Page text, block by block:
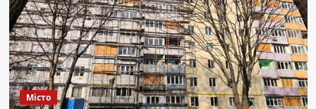
та
вартість
проїзду
Місто